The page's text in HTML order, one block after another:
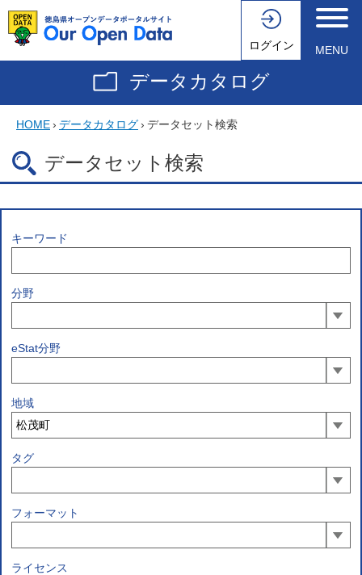
ログイン MENU
データカタログ
HOME› データカタログ› データセット検索
データセット検索
キーワード
分野
eStat分野
地域
タグ
フォーマット
ライセンス